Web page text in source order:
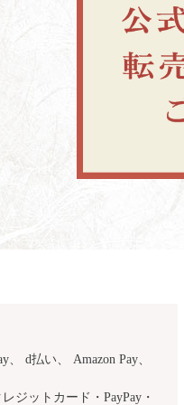
、 d払い、 Amazon Pay、
ジットカード・PayPay・